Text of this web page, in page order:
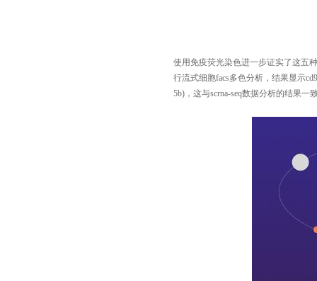
使用免疫荧光染色进一步证实了这五
行流式细胞facs多色分析，结果显示
5b) ，这与scrna-seq数据分析的结果一